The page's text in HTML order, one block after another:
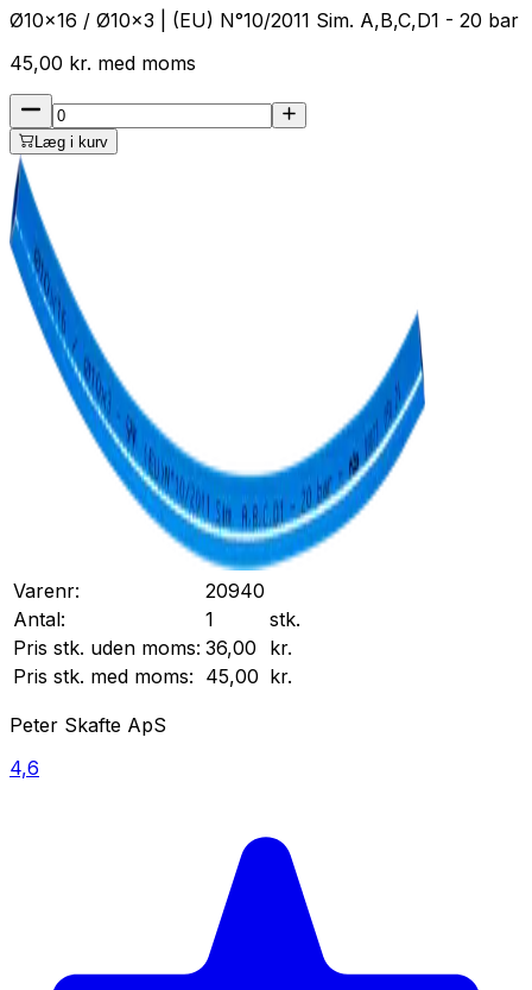
Ø10x16 / Ø10x3 | (EU) N°10/2011 Sim. A,B,C,D1 - 20 bar
45,00 kr. med moms
Læg i kurv
Varenr:
20940
Antal:
1
stk.
Pris stk. uden moms: 36,00
kr.
Pris stk. med moms: 45,00 kr.
Peter Skafte ApS
4,6